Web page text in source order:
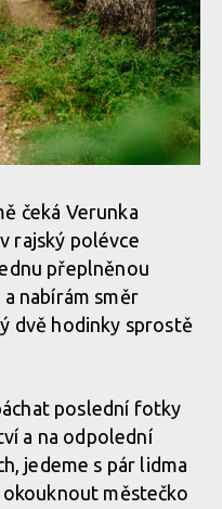
čeká Verunka
rajský polévce
přeplněnou
nabírám směr
dvě hodinky sprostě
poslední fotky
a na odpolední
jedeme s pár lidma
městečko